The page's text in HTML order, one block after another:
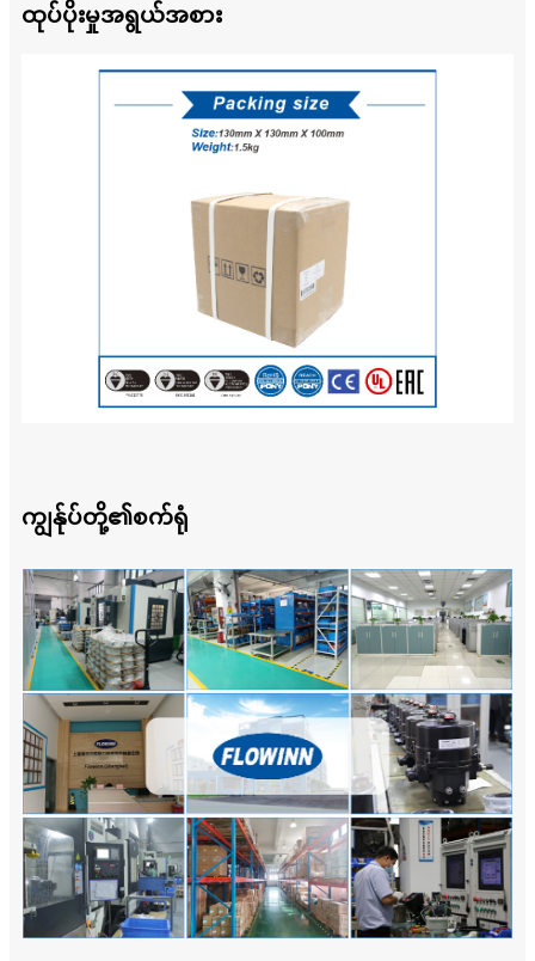
ထုပ်ပိုးမှုအရွယ်အစား
ကျွန်ုပ်တို့၏စက်ရုံ